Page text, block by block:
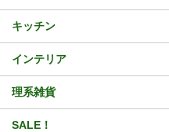
キッチン
インテリア
理系雑貨
SALE！